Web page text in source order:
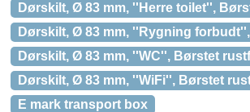
Dørskilt, Ø 83 mm, ''Herre toilet'',
Dørskilt, Ø 83 mm, ''Rygning
Dørskilt, Ø 83 mm, ''WC'', Børstet
Dørskilt, Ø 83 mm, ''WiFi'', Børstet
E mark transport box